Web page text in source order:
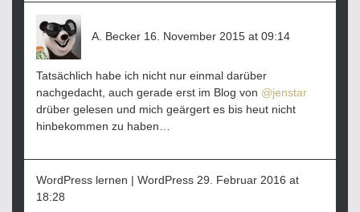
A. Becker 16. November 2015 at 09:14
Tatsächlich habe ich nicht nur einmal darüber
nachgedacht, auch gerade erst im Blog von @jenstar
drüber gelesen und mich geärgert es bis heut nicht
hinbekommen zu haben…
WordPress lernen | WordPress sagt:
29. Februar 2016 at
18:28